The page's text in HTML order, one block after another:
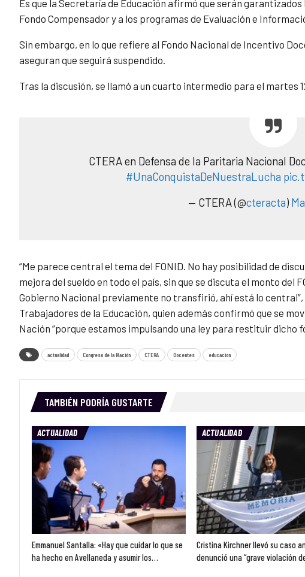
Es que la Secretaría de Educación afirmó que serán
Fondo Compensador y a los programas de Evaluación e
Sin embargo, en lo que refiere al Fondo Nacional de Incentivo
aseguran que seguirá suspendido.
Tras la discusión, se llamó a un cuarto intermedio para el martes
CTERA en Defensa de la Paritaria Nacional
#UnaConquistaDeNuestraLucha
— CTERA (@cteracta)
“Me parece central el tema del FONID. No hay posibilidad de
mejora del sueldo en todo el país, sin que se discuta el monto del
Gobierno Nacional previamente no transfirió, ahí está lo
Trabajadores de la Educación, quien además confirmó que se
Nación “porque estamos impulsando una ley para restituir dicho
actualidad Congreso de la Nación CTERA Docentes educacion
TAMBIÉN PODRÍA GUSTARTE
ACTUALIDAD
Emmanuel Santalla: «Hay que cuidar lo que se
ha hecho en Avellaneda y asumir los…
ACTUALIDAD
Cristina Kirchner llevó su caso
denunció una “grave violación